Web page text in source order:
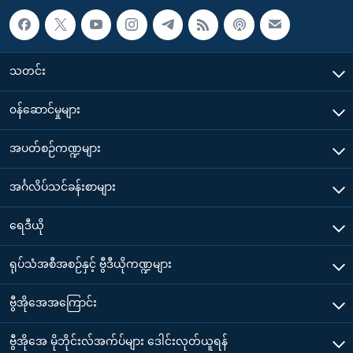
သတင်း
၀န်ဆောင်မှုများ
အပတ်စဉ်ကဏ္ဍများ
အင်္ဂလိပ်သင်ခန်းစာများ
ရေဒီယို
ရုပ်သံအစီအစဉ်နှင့် ဗွီဒီယိုကဏ္ဍများ
ဗွီအိုအေအကြောင်း
ဗွီအိုအေ မိုဘိုင်းလ်အက်ပ်များ ဒေါင်းလုတ်ယူရန်